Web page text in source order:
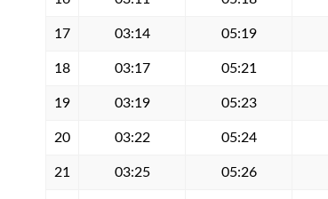
17 03:14 05:19
18 03:17 05:21
19 03:19 05:23
20 03:22 05:24
21 03:25 05:26